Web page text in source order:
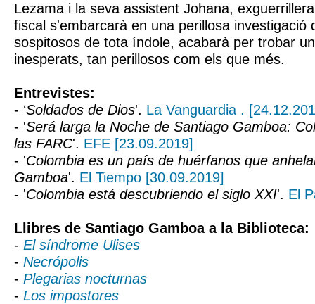
Lezama i la seva assistent Johana,
fiscal s'embarcarà en una perillosa investigació
sospitosos de tota índole, acabarà per trobar
inesperats, tan perillosos com els que més.
Entrevistes:
- ‘Soldados de Dios'. La Vanguardia .
- 'Será larga la Noche de Santiago Gamboa:
las FARC'. EFE [23.09.2019]
- 'Colombia es un país de huérfanos que
Gamboa'. El Tiempo [30.09.2019]
- 'Colombia está descubriendo el siglo XXI'. El
Llibres de Santiago Gamboa a la Biblioteca:
- El síndrome Ulises
- Necrópolis
- Plegarias nocturnas
- Los impostores